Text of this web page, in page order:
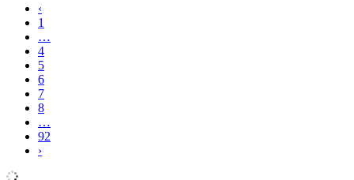
‹
1
…
4
5
6
7
8
…
92
›